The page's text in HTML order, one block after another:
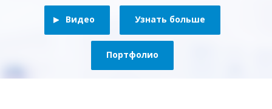
Видео Узнать больше
Портфолио